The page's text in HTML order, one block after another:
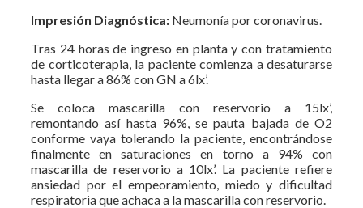
Impresión Diagnóstica: Neumonía por coronavirus.
Tras 24 horas de ingreso en planta y con tratamiento
de corticoterapia, la paciente comienza a desaturarse
hasta llegar a 86% con GN a 6lx’.
Se coloca mascarilla con reservorio a 15lx’,
remontando así hasta 96%, se pauta bajada de O2
conforme vaya tolerando la paciente, encontrándose
finalmente en saturaciones en torno a 94% con
mascarilla de reservorio a 10lx’. La paciente refiere
ansiedad por el empeoramiento, miedo y dificultad
respiratoria que achaca a la mascarilla con reservorio.